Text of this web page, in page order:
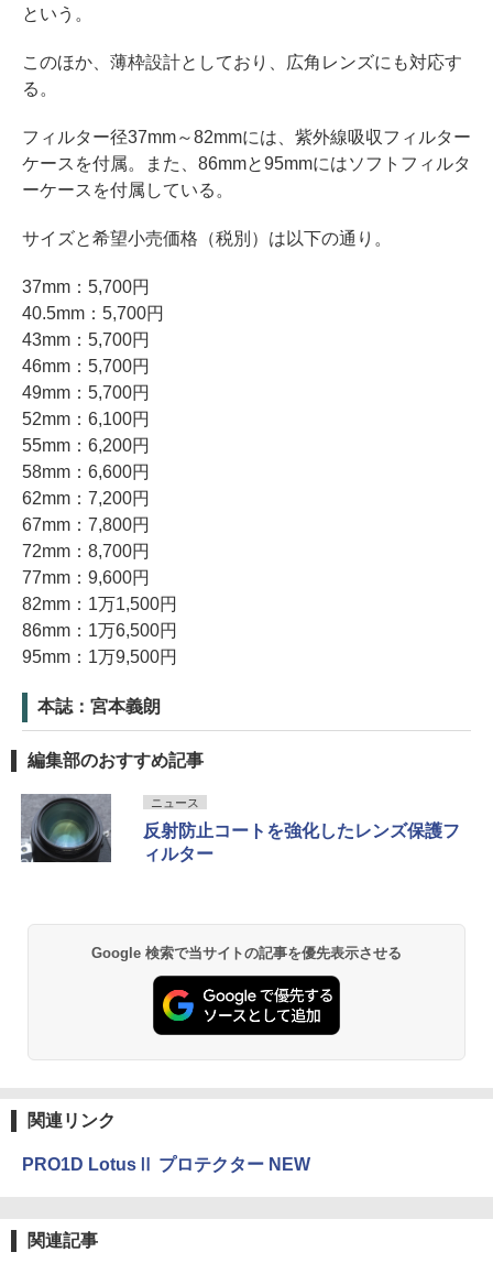
という。
このほか、薄枠設計としており、広角レンズにも対応す
る。
フィルター径37mm～82mmには、紫外線吸収フィルター
ケースを付属。また、86mmと95mmにはソフトフィルタ
ーケースを付属している。
サイズと希望小売価格（税別）は以下の通り。
37mm：5,700円
40.5mm：5,700円
43mm：5,700円
46mm：5,700円
49mm：5,700円
52mm：6,100円
55mm：6,200円
58mm：6,600円
62mm：7,200円
67mm：7,800円
72mm：8,700円
77mm：9,600円
82mm：1万1,500円
86mm：1万6,500円
95mm：1万9,500円
本誌：宮本義朗
編集部のおすすめ記事
ニュース
反射防止コートを強化したレンズ保護フ
ィルター
Google 検索で当サイトの記事を優先表示させる
関連リンク
PRO1D LotusⅡ プロテクター NEW
関連記事